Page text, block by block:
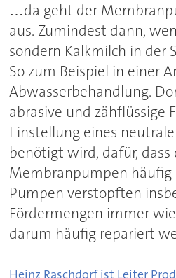
…da geht der
aus. Zumindest dann,
sondern Kalkmilch in der
So zum Beispiel in einer
Abwasserbehandlung.
abrasive und zähflüssige
Einstellung eines
benötigt wird, dafür,
Membranpumpen häufig
Pumpen verstopften
Fördermengen immer
darum häufig repariert